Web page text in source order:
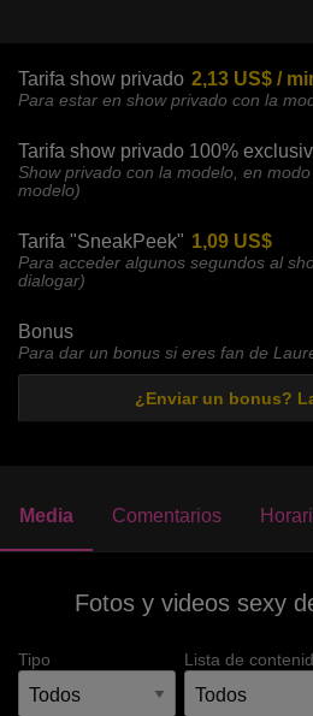
Tarifa show privado 2,13 US$ /
Para estar en show privado con la
Tarifa show privado 100%
Show privado con la modelo, en
modelo)
Tarifa "SneakPeek" 1,09 US$
Para acceder algunos segundos al
dialogar)
Bonus
Para dar un bonus si eres fan de
¿Enviar un bonus?
Media Comentarios
Fotos y videos sexy
Tipo Lista de